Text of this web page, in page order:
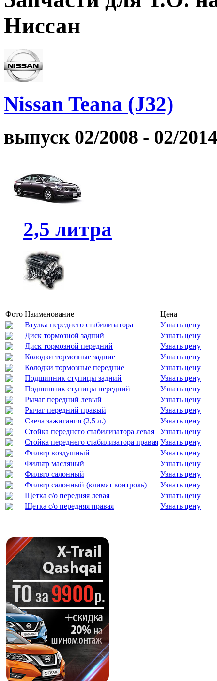
Ниссан
Nissan Teana (J32)
выпуск 02/2008 - 02/2014
2,5 литра
Фото Наименование
Цена
Втулка переднего стабилизатора
Узнать цену
Диск тормозной задний
Узнать цену
Диск тормозной передний
Узнать цену
Колодки тормозные задние
Узнать цену
Колодки тормозные передние
Узнать цену
Подшипник ступицы задний
Узнать цену
Подшипник ступицы передний
Узнать цену
Рычаг передний левый
Узнать цену
Рычаг передний правый
Узнать цену
Свеча зажигания (2,5 л.)
Узнать цену
Стойка переднего стабилизатора левая
Узнать цену
Стойка переднего стабилизатора правая Узнать цену
Фильтр воздушный
Узнать цену
Фильтр масляный
Узнать цену
Фильтр салонный
Узнать цену
Фильтр салонный (климат контроль)
Узнать цену
Щетка с/о передняя левая
Узнать цену
Щетка с/о передняя правая
Узнать цену